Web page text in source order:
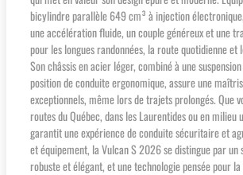
bicylindre parallèle 649 cm³ à injection
une accélération fluide, un couple généreux et une
pour les longues randonnées, la route quotidienne et
Son châssis en acier léger, combiné à une
position de conduite ergonomique, assure une
exceptionnels, même lors de trajets prolongés. Que
routes du Québec, dans les Laurentides ou en
garantit une expérience de conduite sécuritaire et
et équipement, la Vulcan S 2026 se distingue par un
robuste et élégant, et une technologie pensée pour